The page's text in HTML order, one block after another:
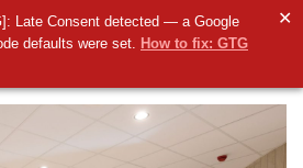
Late Consent detected — a Google
defaults were set. How to fix: GTG
✕